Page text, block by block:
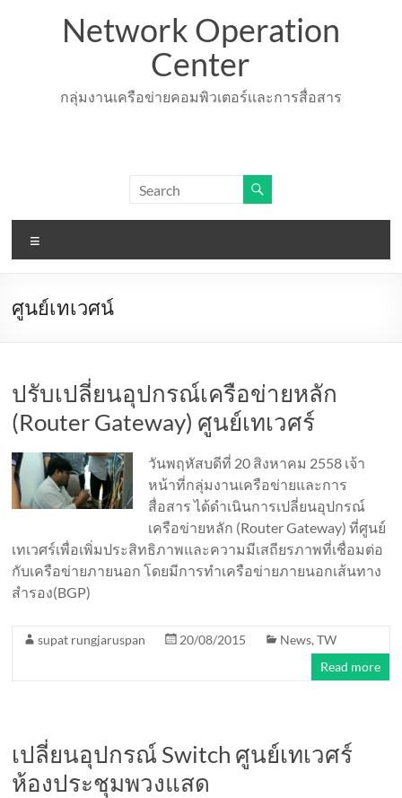
Network Operation
Center
กลุ่มงานเครือข่ายคอมพิวเตอร์เเละการสื่อสาร
ศูนย์เทเวศน์
ปรับเปลี่ยนอุปกรณ์เครือข่ายหลัก
(Router Gateway) ศูนย์เทเวศร์
วันพฤหัสบดีที่ 20 สิงหาคม 2558 เจ้า
หน้าที่กลุ่มงานเครือข่ายและการ
สื่อสาร ได้ดำเนินการเปลี่ยนอุปกรณ์
เครือข่ายหลัก (Router Gateway) ที่ศูนย์
เทเวศร์เพื่อเพิ่มประสิทธิภาพและความมีเสถียรภาพที่เชื่อมต่อ
กับเครือข่ายภายนอก โดยมีการทำเครือข่ายภายนอกเส้นทาง
สำรอง(BGP)
supat rungjaruspan 20/08/2015 News,TW
Read more
เปลี่ยนอุปกรณ์ Switch ศูนย์เทเวศร์
ห้องประชุมพวงแสด